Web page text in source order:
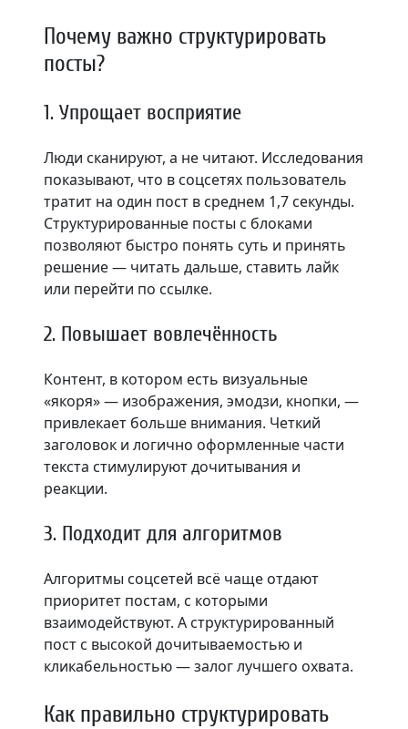
Почему важно структурировать
посты?
1. Упрощает восприятие
Люди сканируют, а не читают. Исследования
показывают, что в соцсетях пользователь
тратит на один пост в среднем 1,7 секунды.
Структурированные посты с блоками
позволяют быстро понять суть и принять
решение — читать дальше, ставить лайк
или перейти по ссылке.
2. Повышает вовлечённость
Контент, в котором есть визуальные
«якоря» — изображения, эмодзи, кнопки, —
привлекает больше внимания. Четкий
заголовок и логично оформленные части
текста стимулируют дочитывания и
реакции.
3. Подходит для алгоритмов
Алгоритмы соцсетей всё чаще отдают
приоритет постам, с которыми
взаимодействуют. А структурированный
пост с высокой дочитываемостью и
кликабельностью — залог лучшего охвата.
Как правильно структурировать